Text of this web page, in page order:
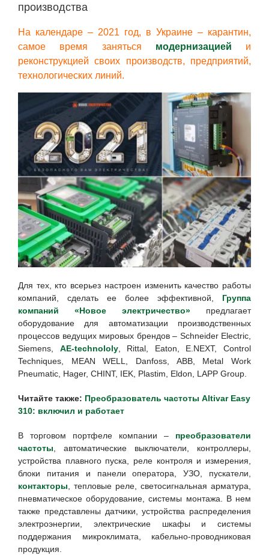
производства
На календаре – 2021 год, в Украине – карантин,
самое время заняться модернизацией и
реконструкцией своих производств, предприятий,
технологических линий.
Для тех, кто всерьез настроен изменить качество работы
компаний, сделать ее более эффективной, Группа
компаний «Новое электричество» предлагает
оборудование для автоматизации производственных
процессов ведущих мировых брендов – Schneider Electric,
Siemens, AE-technololy, Rittal, Eaton, E.NEXT, Control
Techniques, MEAN WELL, Danfoss, ABB, Metal Work
Pneumatic, Hager, CHINT, IEK, Plastim, Eldon, LAPP Group.
Читайте также: Преобразователь частоты Altivar Easy
310: включил и работает
В торговом портфеле компании – преобразователи
частоты , автоматические выключатели, контроллеры,
устройства плавного пуска, реле контроля и измерения,
блоки питания и панели оператора, УЗО, пускатели,
контакторы , тепловые реле, светосигнальная арматура,
пневматическое оборудование, системы монтажа. В нем
также представлены датчики, устройства распределения
электроэнергии, электрические шкафы и системы
поддержания микроклимата, кабельно-проводниковая
продукция.